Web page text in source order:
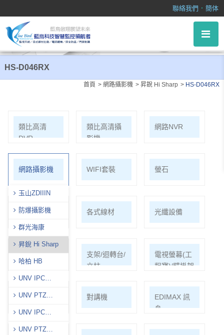
聯絡我們 ． 簡体
HS-D046RX
首頁 網路攝影機 昇銳 Hi Sharp HS-D046RX
類比高清
DVR
類比高清攝
影機
網路NVR
網路攝影機
玉山ZDIIIN
防爆攝影機
群光海康
昇銳 Hi Sharp
哈柏 HB
UNV IPC
UNV PTZ
UNV IPC
UNV PTZ
WIFI套裝 螢石
麥克風系列 各式線材 光纖設備
耗材/手工具/
接頭/漏電盒
支架/迴轉台/
立柱
電視螢幕(工
程寶)/壁掛架
門禁系統 對講機
EDIMAX 訊
舟